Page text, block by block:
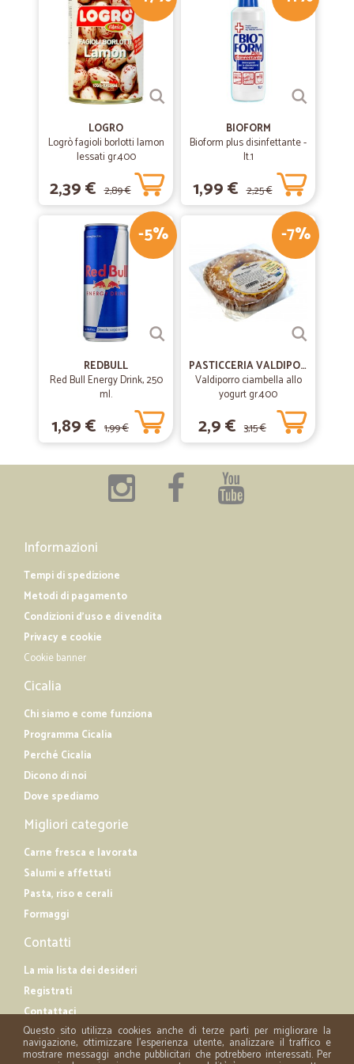
veramente ottimo
Prodotti di ottima qualità. Spedizione ultra veloce. Sito web bene
organizzato. Complimenti
02/01/2020
—Umberto S.
Ottimo servizio Consegne puntualissime in 24 48 ore Prezzi buoni
normali Trovi qualsiasi cibo bevanda o articolo di qualsiasi Marca o
Produttore Sono Soddisfattissimo Bravi !!!
25/11/2019
—Stefania G.
Sono stati veloci nello spedire merce arrivata perfetta come avevo
ordinato. Sicuramente farò altri ordini.
02/10/2019
—Annalisa L.
Venditore preciso e veloce
Venditore preciso e veloce! Farina ottima!
22/05/2019
— Simone D.
pienamente soddisfatto, consegna rapida e merce arrivata in
LOGRO
Logrò fagioli borlotti lamon
lessati gr.400
2,39 € 2,89 €
BIOFORM
Bioform plus disinfettante -
lt.1
1,99 € 2,25 €
-5%
REDBULL
Red Bull Energy Drink, 250
ml.
1,89 € 1,99 €
-7%
PASTICCERIA VALDIPORRO
Valdiporro ciambella allo
yogurt gr.400
2,9 € 3,15 €
Informazioni
Tempi di spedizione
Metodi di pagamento
Condizioni d'uso e di vendita
Privacy e cookie
Cookie banner
Cicalia
Chi siamo e come funziona
Programma Cicalia
Perché Cicalia
Dicono di noi
Dove spediamo
Migliori categorie
Carne fresca e lavorata
Salumi e affettati
Pasta, riso e cerali
Formaggi
Contatti
La mia lista dei desideri
Registrati
Contattaci
Questo sito utilizza cookies anche di terze parti per migliorare la
navigazione, ottimizzare l'esperienza utente, analizzare il traffico e
mostrare messaggi anche pubblicitari che potrebbero interessati. Per